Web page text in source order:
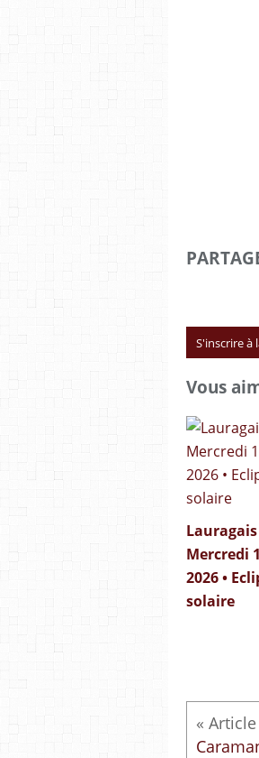
S'inscrire à
Vous
Lauragais
Mercredi
2026 •
solaire